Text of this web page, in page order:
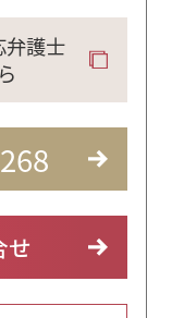
弁護士
せ